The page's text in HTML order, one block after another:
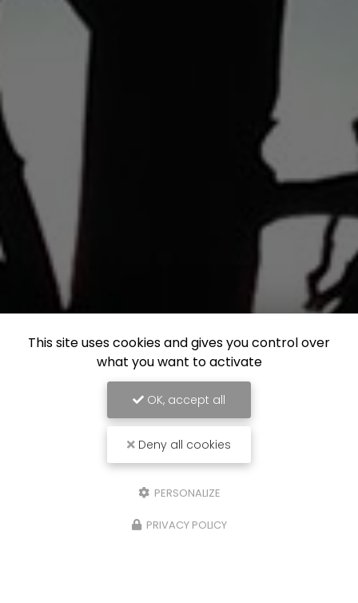
This site uses cookies and gives you control over
what you want to activate
OK, accept all
Deny all cookies
PERSONALIZE
PRIVACY POLICY